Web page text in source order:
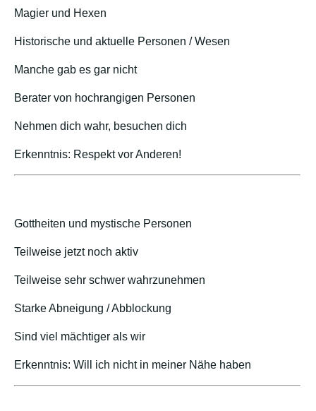
Magier und Hexen
Historische und aktuelle Personen / Wesen
Manche gab es gar nicht
Berater von hochrangigen Personen
Nehmen dich wahr, besuchen dich
Erkenntnis: Respekt vor Anderen!
Gottheiten und mystische Personen
Teilweise jetzt noch aktiv
Teilweise sehr schwer wahrzunehmen
Starke Abneigung / Abblockung
Sind viel mächtiger als wir
Erkenntnis: Will ich nicht in meiner Nähe haben